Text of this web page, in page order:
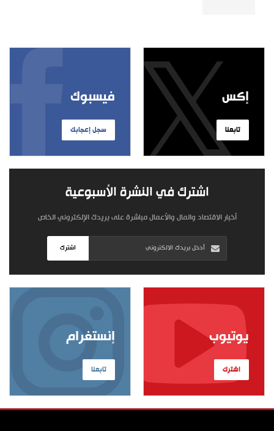
فيسبوك
سجل إعجابك
إكس
تابعنا
اشترك في النشرة الأسبوعية
أخبار الاقتصاد والمال والأعمال مباشرة على بريدك الإلكتروني الخاص
اشترك
إنستغرام
تابعنا
يوتيوب
اشترك